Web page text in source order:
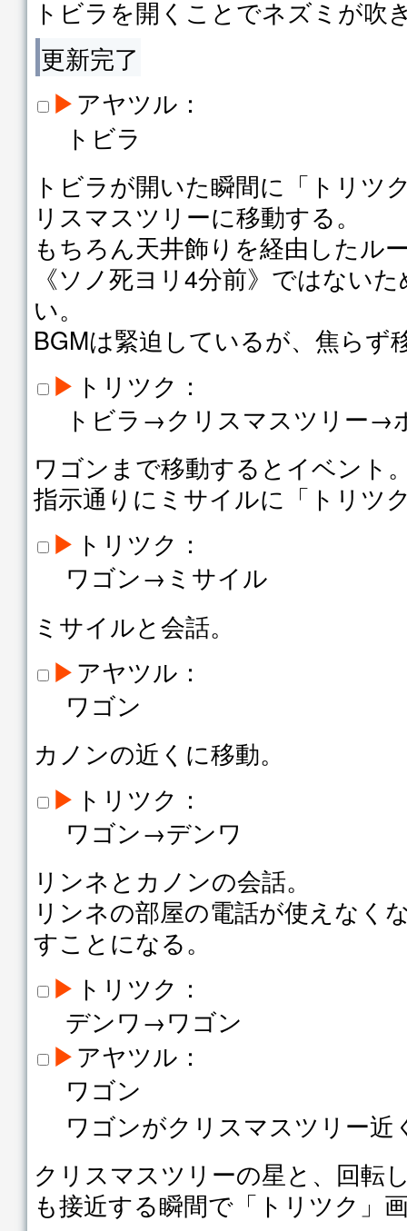
トビラを開くことでネズミが吹
更新完了
▶アヤツル：
トビラ
トビラが開いた瞬間に「トリツ
リスマスツリーに移動する。
もちろん天井飾りを経由したル
《ソノ死ヨリ4分前》ではない
い。
BGMは緊迫しているが、焦らず
▶ トリツク：
トビラ→クリスマスツリー
ワゴンまで移動するとイベント
指示通りにミサイルに「トリツ
▶ トリツク：
ワゴン→ミサイル
ミサイルと会話。
▶アヤツル：
ワゴン
カノンの近くに移動。
▶ トリツク：
ワゴン→デンワ
リンネとカノンの会話。
リンネの部屋の電話が使えなく
すことになる。
▶ トリツク：
デンワ→ワゴン
▶アヤツル：
ワゴン
ワゴンがクリスマスツリー近
クリスマスツリーの星と、回転
も接近する瞬間で「トリツク」